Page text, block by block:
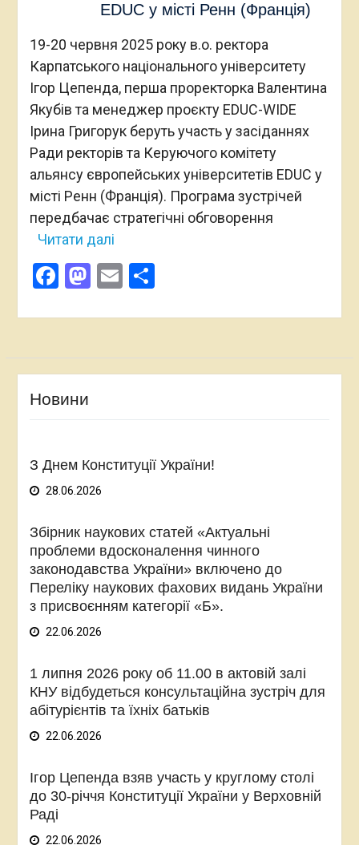
EDUC у місті Ренн (Франція)
19-20 червня 2025 року в.о. ректора
Карпатського національного університету
Ігор Цепенда, перша проректорка Валентина
Якубів та менеджер проєкту EDUC-WIDE
Ірина Григорук беруть участь у засіданнях
Ради ректорів та Керуючого комітету
альянсу європейських університетів EDUC у
місті Ренн (Франція). Програма зустрічей
передбачає стратегічні обговорення
Читати далі
Facebook
Mastodon
EmailПоділитися
Новини
З Днем Конституції України!
28.06.2026
Збірник наукових статей «Актуальні
проблеми вдосконалення чинного
законодавства України» включено до
Переліку наукових фахових видань України
з присвоєнням категорії «Б».
22.06.2026
1 липня 2026 року об 11.00 в актовій залі
КНУ відбудеться консультаційна зустріч для
абітурієнтів та їхніх батьків
22.06.2026
Ігор Цепенда взяв участь у круглому столі
до 30-річчя Конституції України у Верховній
Раді
22.06.2026